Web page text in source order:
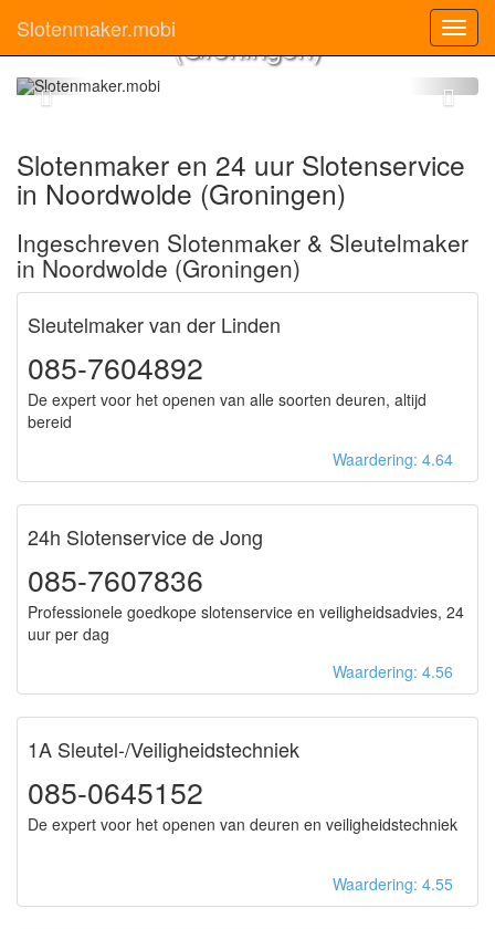
Slotenmaker.mobiNoordwolde
(Groningen)
Slotenmaker en 24 uur Slotenservice
in Noordwolde (Groningen)
Ingeschreven Slotenmaker & Sleutelmaker
in Noordwolde (Groningen)
Sleutelmaker van der Linden
085-7604892
De expert voor het openen van alle soorten deuren, altijd
bereid
Waardering: 4.64
24h Slotenservice de Jong
085-7607836
Professionele goedkope slotenservice en veiligheidsadvies, 24
uur per dag
Waardering: 4.56
1A Sleutel-/Veiligheidstechniek
085-0645152
De expert voor het openen van deuren en veiligheidstechniek
Waardering: 4.55